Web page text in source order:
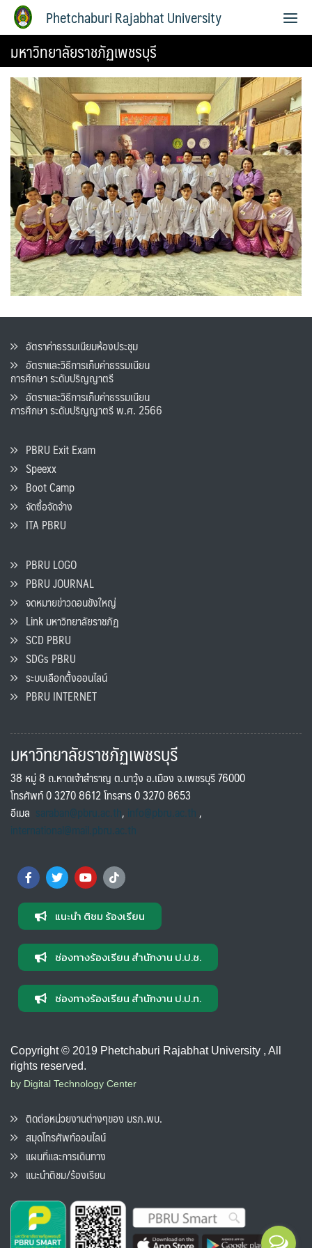
Phetchaburi Rajabhat University
มหาวิทยาลัยราชภัฏเพชรบุรี
อัตราค่าธรรมเนียมห้องประชุม
อัตราและวิธีการเก็บค่าธรรมเนียน
การศึกษา ระดับปริญญาตรี
อัตราและวิธีการเก็บค่าธรรมเนียน
การศึกษา ระดับปริญญาตรี พ.ศ. 2566
PBRU Exit Exam
Speexx
Boot Camp
จัดซื้อจัดจ้าง
ITA PBRU
PBRU LOGO
PBRU JOURNAL
จดหมายข่าวดอนขังใหญ่
Link มหาวิทยาลัยราชภัฏ
SCD PBRU
SDGs PBRU
ระบบเลือกตั้งออนไลน์
PBRU INTERNET
มหาวิทยาลัยราชภัฏเพชรบุรี
38 หมู่ 8 ถ.หาดเจ้าสำราญ ต.นาวุ้ง อ.เมือง จ.เพชรบุรี 76000
โทรศัพท์ 0 3270 8612 โทรสาร 0 3270 8653
อีเมล saraban@pbru.ac.th, info@pbru.ac.th,
international@mail.pbru.ac.th
แนะนำ ติชม ร้องเรียน
ช่องทางร้องเรียน สำนักงาน ป.ป.ช.
ช่องทางร้องเรียน สำนักงาน ป.ป.ท.
Copyright © 2019 Phetchaburi Rajabhat University , All
rights reserved.
by Digital Technology Center
ติดต่อหน่วยงานต่างๆของ มรภ.พบ.
สมุดโทรศัพท์ออนไลน์
แผนที่และการเดินทาง
แนะนำติชม/ร้องเรียน